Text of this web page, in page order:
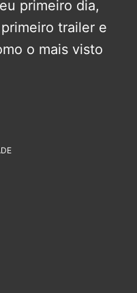
primeiro dia,
trailer e
o mais visto